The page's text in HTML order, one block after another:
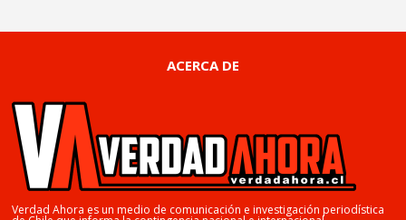
ACERCA DE
Verdad Ahora es un medio de comunicación e investigación periodística